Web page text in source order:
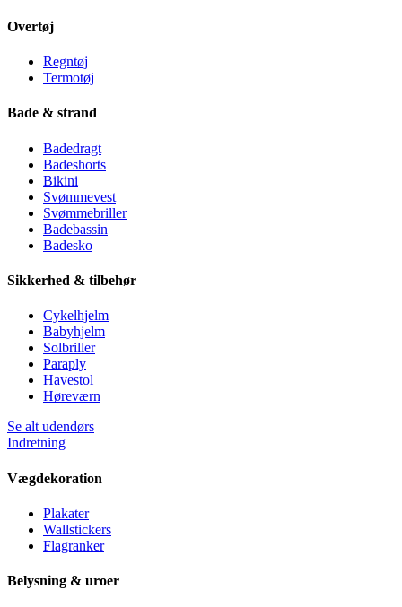
Overtøj
Regntøj
Termotøj
Bade & strand
Badedragt
Badeshorts
Bikini
Svømmevest
Svømmebriller
Badebassin
Badesko
Sikkerhed & tilbehør
Cykelhjelm
Babyhjelm
Solbriller
Paraply
Havestol
Høreværn
Se alt udendørs
Indretning
Vægdekoration
Plakater
Wallstickers
Flagranker
Belysning & uroer